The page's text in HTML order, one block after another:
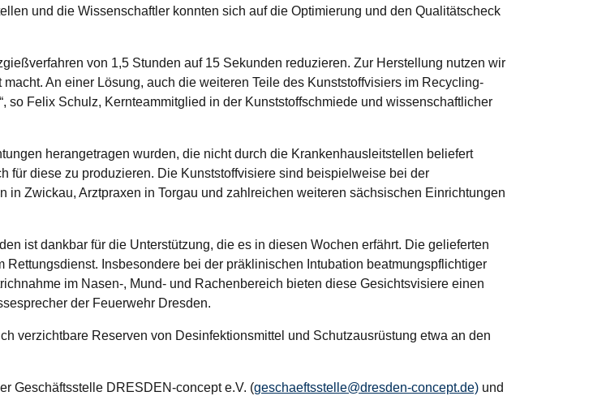
und die Wissenschaftler konnten sich auf die Optimierung und den Qualitätscheck
von 1,5 Stunden auf 15 Sekunden reduzieren. Zur Herstellung nutzen wir
An einer Lösung, auch die weiteren Teile des Kunststoffvisiers im Recycling-
so Felix Schulz, Kernteammitglied in der Kunststoffschmiede und wissenschaftlicher
herangetragen wurden, die nicht durch die Krankenhausleitstellen beliefert
für diese zu produzieren. Die Kunststoffvisiere sind beispielweise bei der
Zwickau, Arztpraxen in Torgau und zahlreichen weiteren sächsischen Einrichtungen
ist dankbar für die Unterstützung, die es in diesen Wochen erfährt. Die gelieferten
Insbesondere bei der präklinischen Intubation beatmungspflichtiger
im Nasen-, Mund- und Rachenbereich bieten diese Gesichtsvisiere einen
der Feuerwehr Dresden.
verzichtbare Reserven von Desinfektionsmittel und Schutzausrüstung etwa an den
Geschäftsstelle DRESDEN-concept e.V. (geschaeftsstelle@dresden-concept.de) und